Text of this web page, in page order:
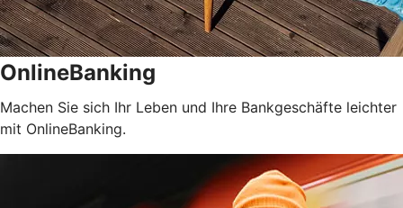
OnlineBanking
Machen Sie sich Ihr Leben und Ihre Bankgeschäfte leichter
mit OnlineBanking.